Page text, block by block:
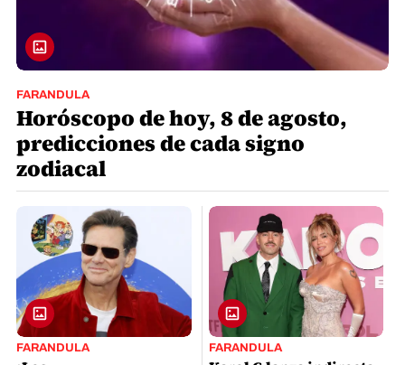
FARANDULA
Horóscopo de hoy, 8 de agosto,
predicciones de cada signo
zodiacal
FARANDULA FARANDULA